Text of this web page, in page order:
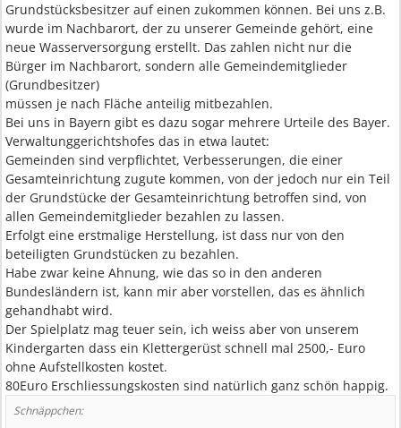
Grundstücksbesitzer auf einen zukommen können. Bei uns z.B.
wurde im Nachbarort, der zu unserer Gemeinde gehört, eine
neue Wasserversorgung erstellt. Das zahlen nicht nur die
Bürger im Nachbarort, sondern alle Gemeindemitglieder
(Grundbesitzer)
müssen je nach Fläche anteilig mitbezahlen.
Bei uns in Bayern gibt es dazu sogar mehrere Urteile des Bayer.
Verwaltunggerichtshofes das in etwa lautet:
Gemeinden sind verpflichtet, Verbesserungen, die einer
Gesamteinrichtung zugute kommen, von der jedoch nur ein Teil
der Grundstücke der Gesamteinrichtung betroffen sind, von
allen Gemeindemitglieder bezahlen zu lassen.
Erfolgt eine erstmalige Herstellung, ist dass nur von den
beteiligten Grundstücken zu bezahlen.
Habe zwar keine Ahnung, wie das so in den anderen
Bundesländern ist, kann mir aber vorstellen, das es ähnlich
gehandhabt wird.
Der Spielplatz mag teuer sein, ich weiss aber von unserem
Kindergarten dass ein Klettergerüst schnell mal 2500,- Euro
ohne Aufstellkosten kostet.
80Euro Erschliessungskosten sind natürlich ganz schön happig.
Schnäppchen: